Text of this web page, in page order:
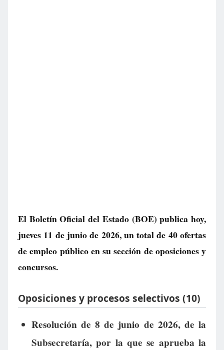
El Boletín Oficial del Estado (BOE) publica hoy,
jueves 11 de junio de 2026, un total de 40 ofertas
de empleo públicoen su sección de oposiciones y
concursos.
Oposiciones y procesos selectivos (10)
Resolución de 8 de junio de 2026, de la
Subsecretaría, por la que se aprueba la